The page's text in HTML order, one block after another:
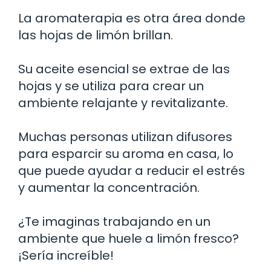
La aromaterapia es otra área donde
las hojas de limón brillan.
Su aceite esencial se extrae de las
hojas y se utiliza para crear un
ambiente relajante y revitalizante.
Muchas personas utilizan difusores
para esparcir su aroma en casa, lo
que puede ayudar a reducir el estrés
y aumentar la concentración.
¿Te imaginas trabajando en un
ambiente que huele a limón fresco?
¡Sería increíble!